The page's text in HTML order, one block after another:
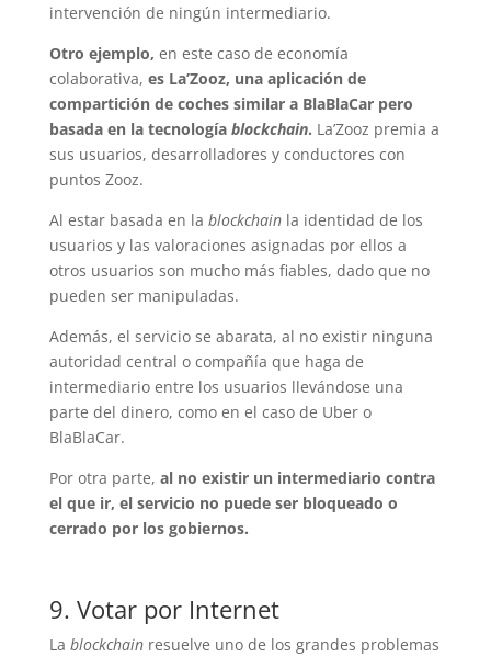
intervención de ningún intermediario.
Otro ejemplo, en este caso de economía
colaborativa, es La’Zooz, una aplicación de
compartición de coches similar a BlaBlaCar pero
basada en la tecnología blockchain. La’Zooz premia a
sus usuarios, desarrolladores y conductores con
puntos Zooz.
Al estar basada en la blockchainla identidad de los
usuarios y las valoraciones asignadas por ellos a
otros usuarios son mucho más fiables, dado que no
pueden ser manipuladas.
Además, el servicio se abarata, al no existir ninguna
autoridad central o compañía que haga de
intermediario entre los usuarios llevándose una
parte del dinero, como en el caso de Uber o
BlaBlaCar.
Por otra parte, al no existir un intermediario contra
el que ir, el servicio no puede ser bloqueado o
cerrado por los gobiernos.
9. Votar por Internet
La blockchainresuelve uno de los grandes problemas